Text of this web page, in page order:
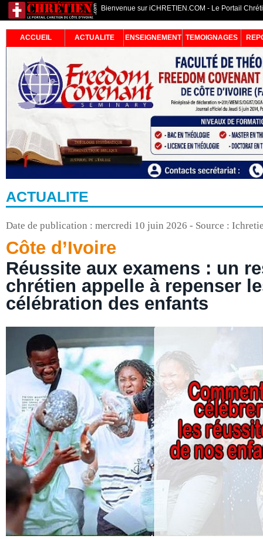
Bienvenue sur iCHRETIEN.COM - Le Portail
ACCUEIL ACTUALITE ENSEIGNEMENT TEMOIGNAGES
ACTUALITE
Date de publication : mercredi 10 juin 2026 - Source :
Côte d’Ivoire
Réussite aux examens : un
chrétien appelle à repenser
célébration des enfants